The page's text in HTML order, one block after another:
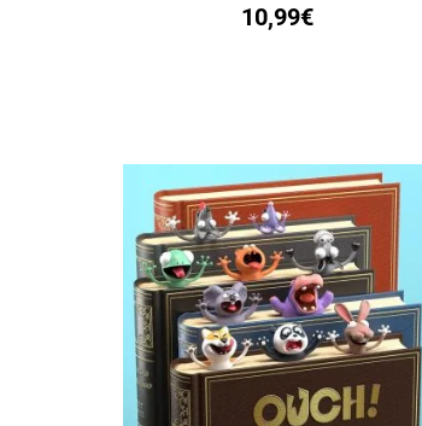
10,99€